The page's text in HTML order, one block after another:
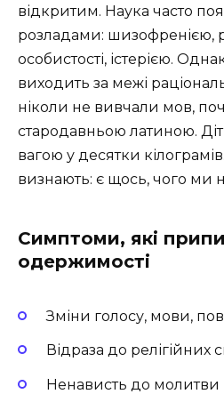
відкритим. Наука часто
розладами: шизофренією,
особистості, істерією.
виходить за межі
ніколи не вивчали мов,
стародавньою латиною.
вагою у десятки
визнають: є щось, чого ми
Симптоми, які
одержимості
Зміни голосу, мови,
Відраза до релігійних
Ненависть до молитви